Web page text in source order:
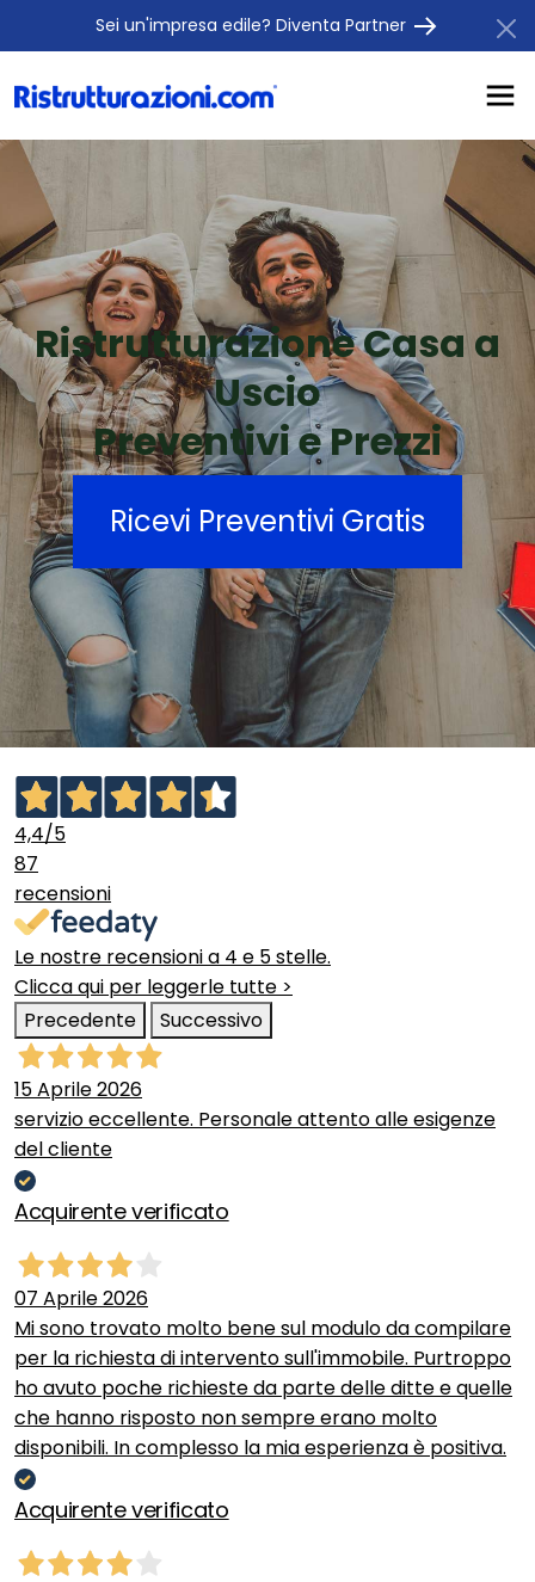
Sei un'impresa edile? Diventa Partner
Ristrutturazione Casa a
Uscio
Preventivi e Prezzi
Ricevi Preventivi Gratis
4,4/5
87
recensioni
Le nostre recensioni a 4 e 5 stelle.
Clicca qui per leggerle tutte >
Precedente
Successivo
15 Aprile 2026
servizio eccellente. Personale attento alle esigenze
del cliente
Acquirente verificato
07 Aprile 2026
Mi sono trovato molto bene sul modulo da compilare
per la richiesta di intervento sull'immobile. Purtroppo
ho avuto poche richieste da parte delle ditte e quelle
che hanno risposto non sempre erano molto
disponibili. In complesso la mia esperienza è positiva.
Acquirente verificato